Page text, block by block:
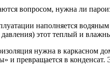
вопросом, нужна ли
наполняется
этот теплый и
нужна в каркасном
и превращается в